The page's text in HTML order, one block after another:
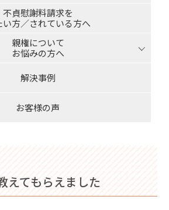
不貞慰謝料請求を
い方／されている方へ
親権について
お悩みの方へ
解決事例
お客様の声
えてもらえました